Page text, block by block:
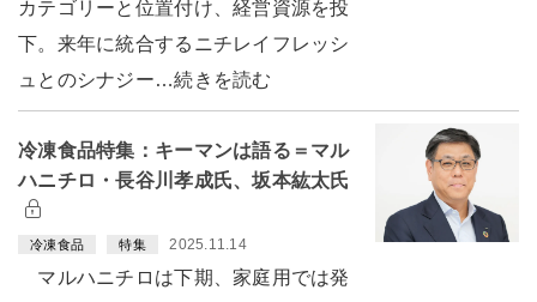
カテゴリーと位置付け、経営資源を投
下。来年に統合するニチレイフレッシ
ュとのシナジー…続きを読む
冷凍食品特集：キーマンは語る＝マル
ハニチロ・長谷川孝成氏、坂本紘太氏
冷凍食品 特集 2025.11.14
マルハニチロは下期、家庭用では発